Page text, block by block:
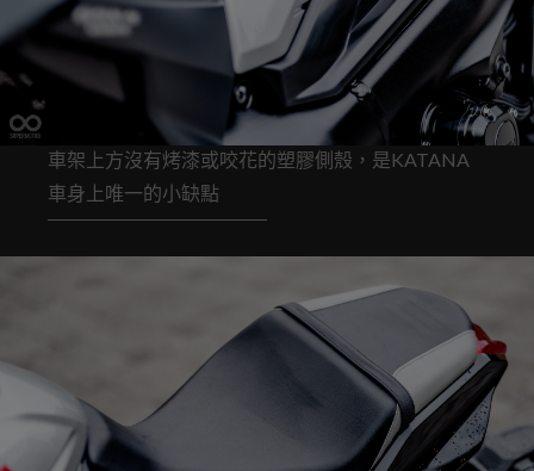
車架上方沒有烤漆或咬花的塑膠側殼，是KATANA
車身上唯一的小缺點